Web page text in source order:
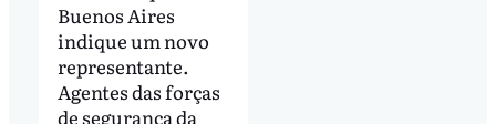
Buenos Aires
indique um novo
representante.
Agentes das forças
de segurança da